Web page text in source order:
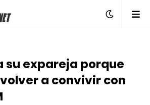
su expareja porque
a convivir con